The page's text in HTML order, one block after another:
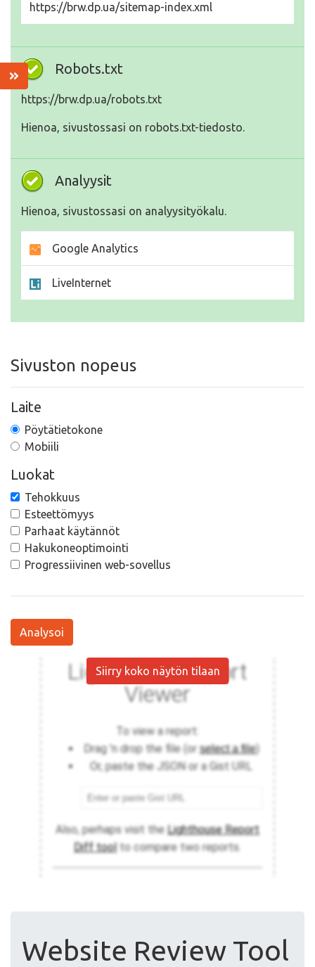
https://brw.dp.ua/sitemap-index.xml
Robots.txt
https://brw.dp.ua/robots.txt
Hienoa, sivustossasi on robots.txt-tiedosto.
Analyysit
Hienoa, sivustossasi on analyysityökalu.
Google Analytics
LiveInternet
Sivuston nopeus
Laite
Pöytätietokone
Mobiili
Luokat
Tehokkuus
Esteettömyys
Parhaat käytännöt
Hakukoneoptimointi
Progressiivinen web-sovellus
Analysoi
Siirry koko näytön tilaan
Website Review Tool